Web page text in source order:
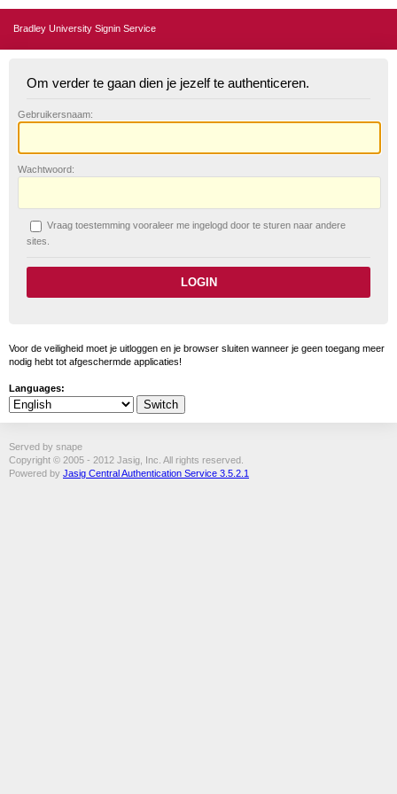
Bradley University Signin Service
Om verder te gaan dien je jezelf te authenticeren.
Gebruikersnaam:
Wachtwoord:
Vraag toestemming vooraleer me ingelogd door te sturen naar andere
sites.
Voor de veiligheid moet je uitloggen en je browser sluiten wanneer je geen toegang meer
nodig hebt tot afgeschermde applicaties!
Languages:
Served by snape
Copyright © 2005 - 2012 Jasig, Inc. All rights reserved.
Powered by Jasig Central Authentication Service 3.5.2.1